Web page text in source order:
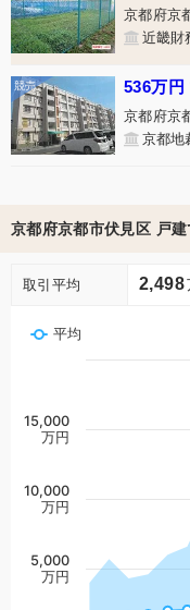
京都府京
近畿財
536万円
京都府京
京都地
京都府京都市伏見区 戸
取引平均 2,498
平均
5,000
万円
10,000
万円
15,000
万円